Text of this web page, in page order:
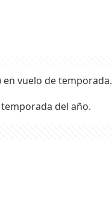
vuelo de temporada.
del año.